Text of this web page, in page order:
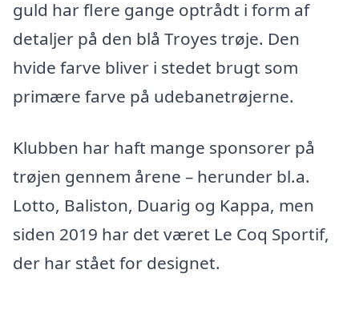
guld har flere gange optrådt i form af
detaljer på den blå Troyes trøje. Den
hvide farve bliver i stedet brugt som
primære farve på udebanetrøjerne.
Klubben har haft mange sponsorer på
trøjen gennem årene – herunder bl.a.
Lotto, Baliston, Duarig og Kappa, men
siden 2019 har det været Le Coq Sportif,
der har stået for designet.